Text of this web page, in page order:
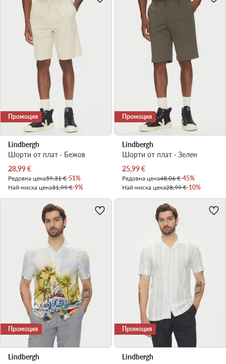
Промоция
Lindbergh
Шорти от плат · Бежов
Актуална цена
28,99€
Редовна цена59,31 €-51%
Най-ниска цена31,99 €-9%
Промоция
Lindbergh
Шорти от плат · Зелен
Актуална цена
25,99€
Редовна цена48,06 €-45%
Най-ниска цена28,99 €-10%
Промоция
Lindbergh
Промоция
Lindbergh